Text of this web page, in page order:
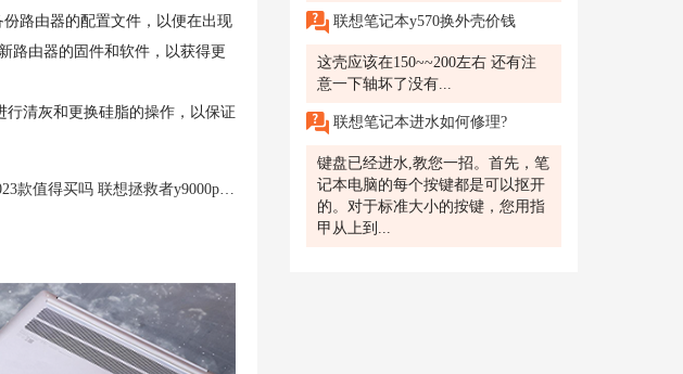
路由器的配置文件，以便在出现
路由器的固件和软件，以获得更
清灰和更换硅脂的操作，以保证
值得买吗 联想拯救者y9000p怎么样
联想笔记本y570换外壳价钱
这壳应该在150~~200左右 还有注
意一下轴坏了没有...
联想笔记本进水如何修理?
键盘已经进水,教您一招。首先，笔
记本电脑的每个按键都是可以抠开
的。对于标准大小的按键，您用指
甲从上到...